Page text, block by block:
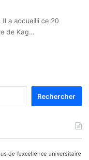
Il a accueilli ce 20
de Kag…
de l’excellence universitaire